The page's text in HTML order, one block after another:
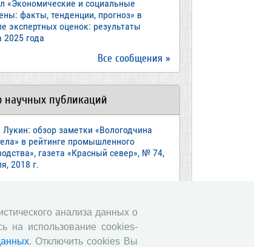
«Экономические и социальные
факты, тенденции, прогноз» в
экспертных оценок: результаты
2025 года
Все сообщения »
научных публикаций
Лукин: обзор заметки «Вологодчина
в рейтинге промышленного
газета «Красный север», № 74,
2018 г.
№88, 2018 г.
Барсуков: обзор статьи «Повышение
возраста: позитивные эффекты и
анализа данных о
на использование cookies-
. Отключить cookies Вы